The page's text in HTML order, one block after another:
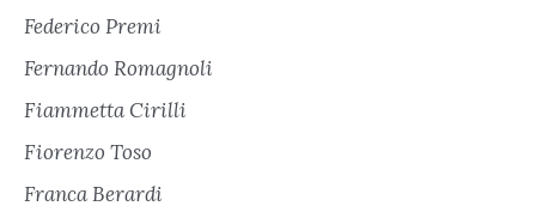
Federico Premi
Fernando Romagnoli
Fiammetta Cirilli
Fiorenzo Toso
Franca Berardi